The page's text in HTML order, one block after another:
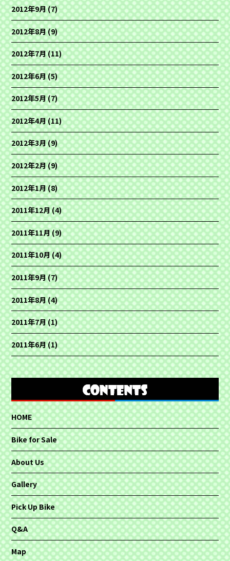
2012年9月(7)
2012年8月(9)
2012年7月(11)
2012年6月(5)
2012年5月(7)
2012年4月(11)
2012年3月(9)
2012年2月(9)
2012年1月(8)
2011年12月(4)
2011年11月(9)
2011年10月(4)
2011年9月(7)
2011年8月(4)
2011年7月(1)
2011年6月(1)
HOME
Bike for Sale
About Us
Gallery
Pick Up Bike
Q&A
Map